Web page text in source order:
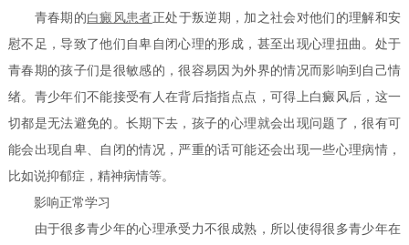
青春期的白癜风患者正处于叛逆期，加之社会对他们的理解和安
慰不足，导致了他们自卑自闭心理的形成，甚至出现心理扭曲。处于
青春期的孩子们是很敏感的，很容易因为外界的情况而影响到自己情
绪。青少年们不能接受有人在背后指指点点，可得上白癜风后，这一
切都是无法避免的。长期下去，孩子的心理就会出现问题了，很有可
能会出现自卑、自闭的情况，严重的话可能还会出现一些心理病情，
比如说抑郁症，精神病情等。
影响正常学习
由于很多青少年的心理承受力不很成熟，所以使得很多青少年在